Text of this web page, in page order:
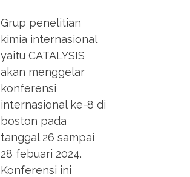
Grup penelitian
kimia internasional
yaitu CATALYSIS
akan menggelar
konferensi
internasional ke-8 di
boston pada
tanggal 26 sampai
28 febuari 2024.
Konferensi ini